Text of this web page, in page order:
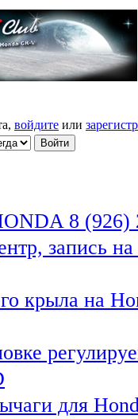
войдите или
8 (926)
запись
крыла на
для